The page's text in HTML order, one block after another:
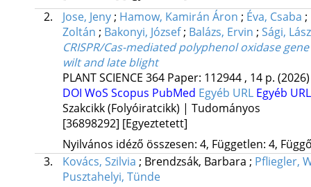
2.
Jose, Jeny; Hamow, Kamirán Áron ; Éva, Csaba ;
Zoltán ; Bakonyi, József; Balázs, Ervin ; Sági,
CRISPR/Cas-mediated polyphenol oxidase
wilt and late blight
PLANT SCIENCE 364 Paper: 112944 , 14 p. (2026)
DOI WoS Scopus PubMed Egyéb URL Egyéb URL
Szakcikk (Folyóiratcikk) | Tudományos
[36898292] [Egyeztetett]
Nyilvános idéző összesen: 4, Független: 4,
3.
Kovács, Szilvia ; Brendzsák, Barbara ; Pfliegler,
Pusztahelyi, Tünde